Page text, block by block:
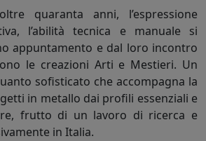
quaranta anni, l’espressione
l’abilità tecnica e manuale si
appuntamento e dal loro incontro
le creazioni Arti e Mestieri. Un
sofisticato che accompagna la
in metallo dai profili essenziali e
frutto di un lavoro di ricerca e
in Italia.